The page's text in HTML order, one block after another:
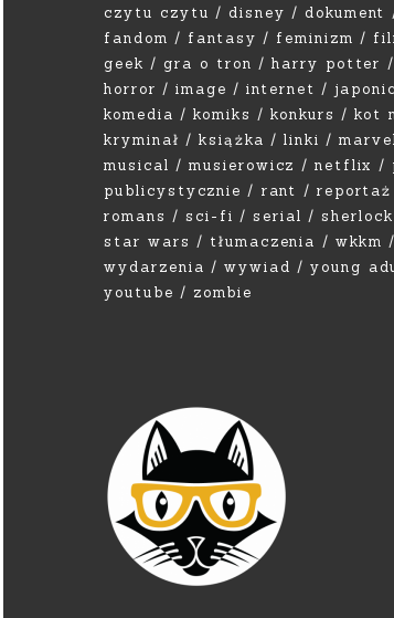
czytu czytu
disney
dokument
fandom
fantasy feminizm
geek
gra o tron harry potter
horror
image internet
komedia
komiks konkurs
kot
kryminał
książka linki
musical
musierowicz netflix
publicystycznie
rant
reportaż
romans
sci-fi serial
sherlock
star wars
tłumaczenia
wkkm
wydarzenia
wywiad
young
youtube
zombie